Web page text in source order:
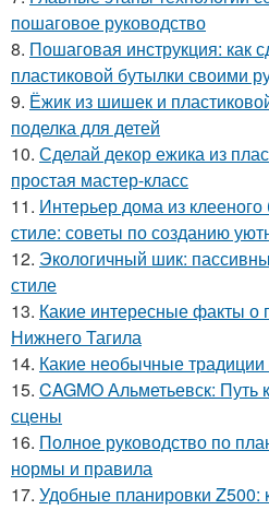
пошаговое руководство
8. Пошаговая инструкция: как
пластиковой бутылки своими
9. Ёжик из шишек и
поделка для детей
10. Сделай декор ежика из
простая мастер-класс
11. Интерьер дома из
стиле: советы по созданию
12. Экологичный шик:
стиле
13. Какие интересные факты
Нижнего Тагила
14. Какие необычные традиции
15. CAGMO Альметьевск:
сцены
16. Полное руководство по
нормы и правила
17. Удобные планировки Z500: